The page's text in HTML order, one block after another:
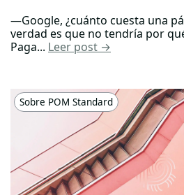
—Google, ¿cuánto cuesta una
verdad es que no tendría por
Paga... Leer post →
Sobre POM Standard